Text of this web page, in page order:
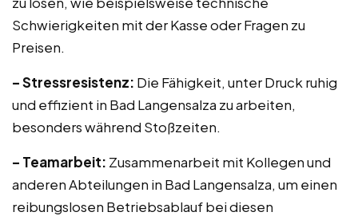
Schwierigkeiten mit der Kasse oder Fragen zu
Preisen.
– Stressresistenz: Die Fähigkeit, unter Druck ruhig
und effizient in Bad Langensalza zu arbeiten,
besonders während Stoßzeiten.
– Teamarbeit: Zusammenarbeit mit Kollegen und
anderen Abteilungen in Bad Langensalza, um einen
reibungslosen Betriebsablauf bei diesen